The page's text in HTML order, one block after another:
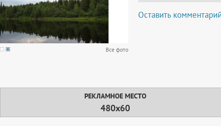
Все фото
Оставить